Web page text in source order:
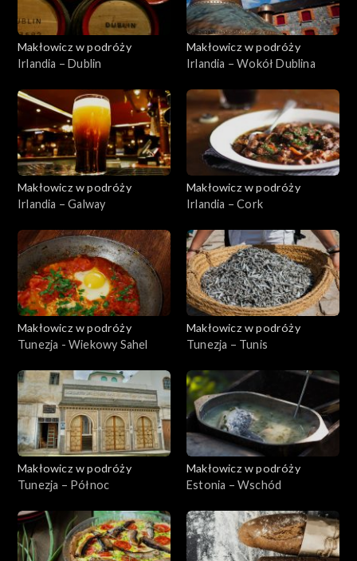
Makłowicz w podróży
Irlandia – Dublin
Makłowicz w podróży
Irlandia – Wokół Dublina
Makłowicz w podróży
Irlandia – Galway
Makłowicz w podróży
Irlandia – Cork
Makłowicz w podróży
Tunezja - Wiekowy Sahel
Makłowicz w podróży
Tunezja – Tunis
Makłowicz w podróży
Tunezja – Północ
Makłowicz w podróży
Estonia – Wschód